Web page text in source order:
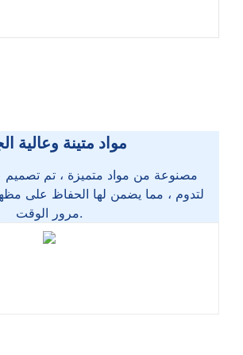
مواد متينة وعالية
مصنوعة من مواد متميزة ، تم تصميم
لتدوم ، مما يضمن لها الحفاظ على
مرور الوقت.